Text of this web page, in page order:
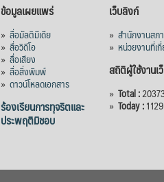
ข้อมูลเผยแพร่
» สื่อมัลติมีเดีย
» สื่อวิดีโอ
» สื่อเสียง
» สื่อสิ่งพิมพ์
» ดาวน์โหลดเอกสาร
ร้องเรียนการทุจริตและ
ประพฤติมิชอบ
เว็บลิงก์
» สำนักงานสภ
» หน่วยงานที่เ
สถิติผู้ใช้งานเ
» Total :
» Today :1129